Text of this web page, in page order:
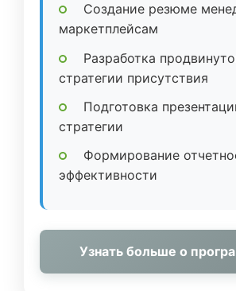
Создание резюме
маркетплейсам
Разработка
стратегии присутствия
Подготовка
стратегии
Формирование
эффективности
Узнать больше о